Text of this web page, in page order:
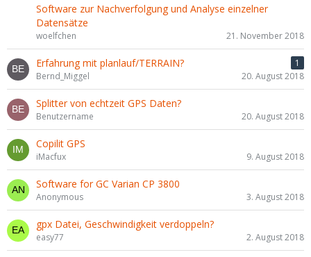
Software zur Nachverfolgung und Analyse einzelner
Datensätze
woelfchen 21. November 2018
Erfahrung mit planlauf/TERRAIN?
1
Bernd_Miggel
20. August 2018
Splitter von echtzeit GPS Daten?
Benutzername 20. August 2018
Copilit GPS
iMacfux 9. August 2018
Software for GC Varian CP 3800
Anonymous 3. August 2018
gpx Datei, Geschwindigkeit verdoppeln?
easy77 2. August 2018